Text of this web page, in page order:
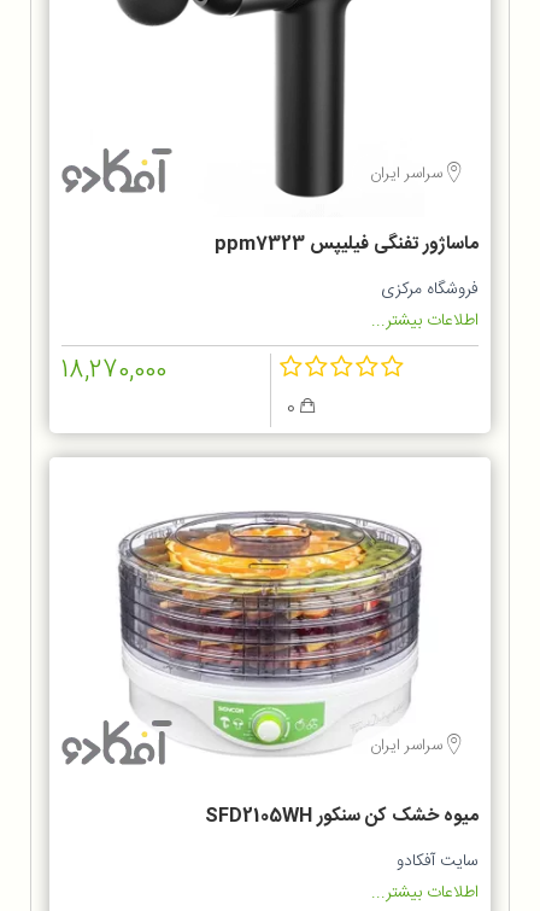
سراسر ایران
ماساژور تفنگی فیلیپس ppm7323
فروشگاه مرکزی
اطلاعات بیشتر...
18,270,000
سراسر ایران
میوه خشک کن سنکور SFD2105WH
سایت آفکادو
اطلاعات بیشتر...